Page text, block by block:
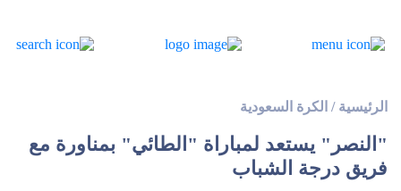
الرئيسية / الكرة السعودية
"النصر" يستعد لمباراة "الطائي" بمناورة مع
فريق درجة الشباب